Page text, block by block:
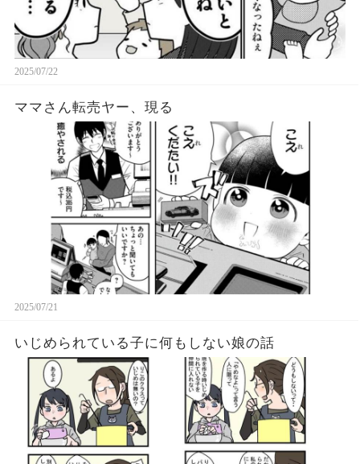
2025/07/22
ママさん転売ヤー、現る
2025/07/21
いじめられている子に何もしない娘の話